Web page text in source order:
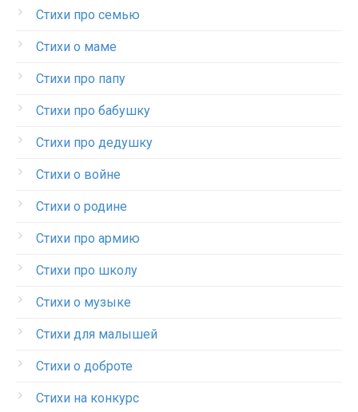
Стихи про семью
Стихи о маме
Стихи про папу
Стихи про бабушку
Стихи про дедушку
Стихи о войне
Стихи о родине
Стихи про армию
Стихи про школу
Стихи о музыке
Стихи для малышей
Стихи о доброте
Стихи на конкурс